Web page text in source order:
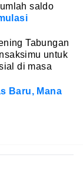
saldo
Tabungan
untuk
di masa
Baru, Mana